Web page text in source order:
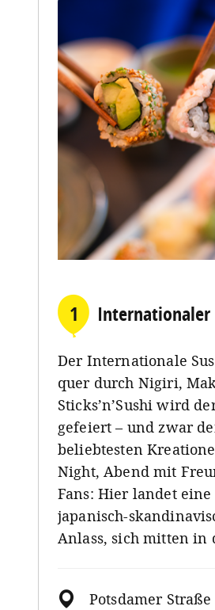
1 Internationaler
Der Internationale
quer durch Nigiri,
Sticks’n’Sushi wird
gefeiert – und zwar
beliebtesten
Night, Abend mit
Fans: Hier landet
japanisch-
Anlass, sich mitten in
Potsdamer